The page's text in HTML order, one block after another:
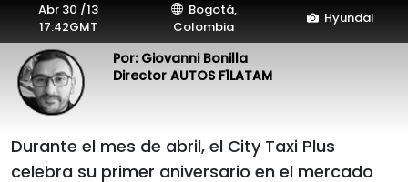
Abr 30 /13
17:42GMT
Bogotá,
Colombia
Hyundai
Por: Giovanni Bonilla
Director AUTOS F1LATAM
Durante el mes de abril, el City Taxi Plus
celebra su primer aniversario en el mercado